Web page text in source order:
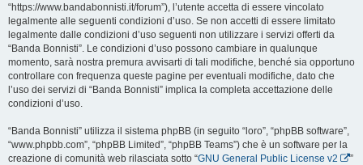
“https://www.bandabonnisti.it/forum”), l’utente accetta di essere vincolato
legalmente alle seguenti condizioni d’uso. Se non accetti di essere limitato
legalmente dalle condizioni d’uso seguenti non utilizzare i servizi offerti da
“Banda Bonnisti”. Le condizioni d’uso possono cambiare in qualunque
momento, sarà nostra premura avvisarti di tali modifiche, benché sia opportuno
controllare con frequenza queste pagine per eventuali modifiche, dato che
l’uso dei servizi di “Banda Bonnisti” implica la completa accettazione delle
condizioni d’uso.
“Banda Bonnisti” utilizza il sistema phpBB (in seguito “loro”, “phpBB software”,
“www.phpbb.com”, “phpBB Limited”, “phpBB Teams”) che è un software per la
creazione di comunità web rilasciata sotto “GNU General Public License v2
”